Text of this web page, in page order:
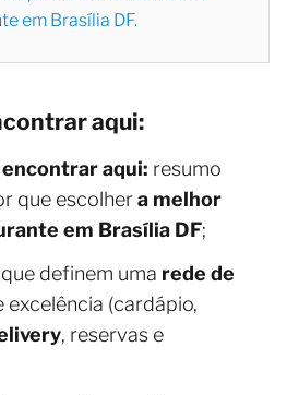
em Brasília DF.
aqui:
encontrar aqui: resumo
que escolhera melhor
em Brasília DF;
definem uma rede de
excelência (cardápio,
, reservas e